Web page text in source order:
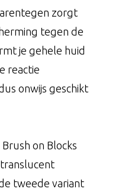
zorgt
tegen de
je gehele huid
reactie
onwijs geschikt
on Blocks
tweede variant